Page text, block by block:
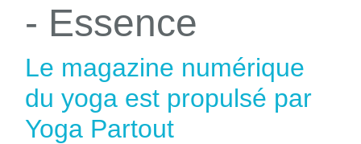
- Essence
Le magazine numérique
du yoga est propulsé par
Yoga Partout